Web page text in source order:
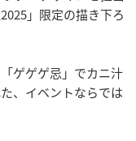
」限定の描き下ろ
ゲゲゲ忌」でカニ汁
、イベントならでは